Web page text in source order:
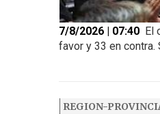
7/8/2026 | 07:40 El
favor y 33 en contra.
REGION-